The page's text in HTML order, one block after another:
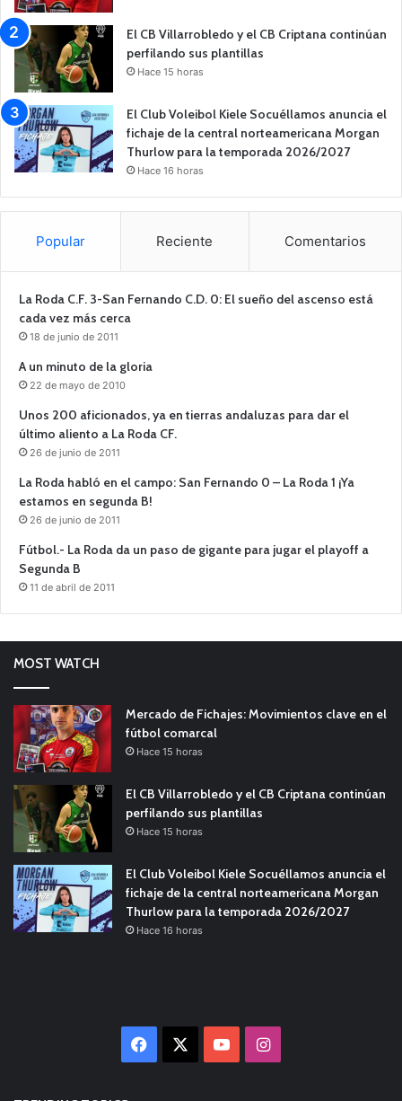
El CB Villarrobledo y el CB Criptana continúan
perfilando sus plantillas
Hace 15 horas
El Club Voleibol Kiele Socuéllamos anuncia el
fichaje de la central norteamericana Morgan
Thurlow para la temporada 2026/2027
Hace 16 horas
Popular Reciente Comentarios
La Roda C.F. 3-San Fernando C.D. 0: El sueño del ascenso está
cada vez más cerca
18 de junio de 2011
A un minuto de la gloria
22 de mayo de 2010
Unos 200 aficionados, ya en tierras andaluzas para dar el
último aliento a La Roda CF.
26 de junio de 2011
La Roda habló en el campo: San Fernando 0 – La Roda 1 ¡Ya
estamos en segunda B!
26 de junio de 2011
Fútbol.- La Roda da un paso de gigante para jugar el playoff a
Segunda B
11 de abril de 2011
MOST WATCH
Mercado de Fichajes: Movimientos clave en el
fútbol comarcal
Hace 15 horas
El CB Villarrobledo y el CB Criptana continúan
perfilando sus plantillas
Hace 15 horas
El Club Voleibol Kiele Socuéllamos anuncia el
fichaje de la central norteamericana Morgan
Thurlow para la temporada 2026/2027
Hace 16 horas
Facebook YouTubeInstagram